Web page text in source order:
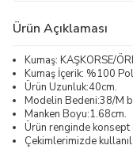
Ürün Açıklaması
Kumaş: KAŞKORSE/
Kumaş İçerik: %100
Ürün Uzunluk:40cm.
Modelin Bedeni:38/M
Manken Boyu:1.68cm.
Ürün renginde konsept
Çekimlerimizde